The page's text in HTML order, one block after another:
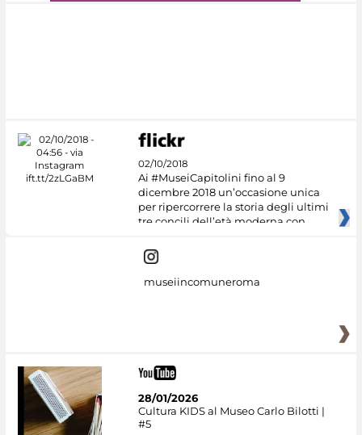
02/10/2018
Ai #MuseiCapitolini fino al 9
dicembre 2018 un’occasione unica
per ripercorrere la storia degli ultimi
tre concili dell’età moderna con
museiincomuneroma
28/01/2026
Cultura KIDS al Museo Carlo Bilotti |
#5